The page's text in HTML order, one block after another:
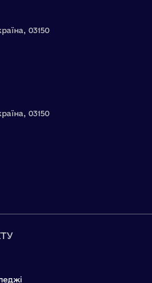
03150
03150